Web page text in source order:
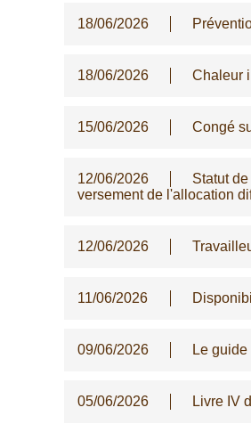
18/06/2026
18/06/2026 Chaleur
15/06/2026 Congé
12/06/2026
Statut
versement de l'allocation
12/06/2026
11/06/2026
09/06/2026 Le
05/06/2026 Livre IV